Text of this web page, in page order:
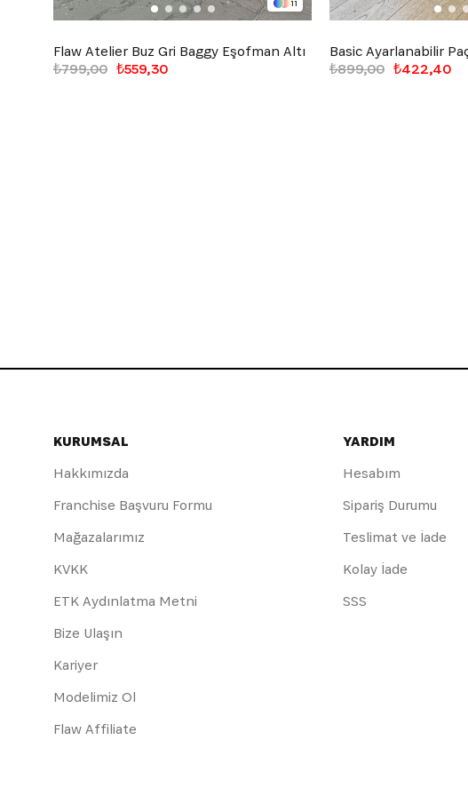
11
Flaw Atelier Buz Gri Baggy Eşofman Altı
₺559,30
₺799,00
₺422,40
₺899,00
KURUMSAL
Hakkımızda
Franchise Başvuru Formu
Mağazalarımız
KVKK
ETK Aydınlatma Metni
Bize Ulaşın
Kariyer
Modelimiz Ol
Flaw Affiliate
YARDIM
Hesabım
Sipariş Durumu
Teslimat ve İade
Kolay İade
SSS